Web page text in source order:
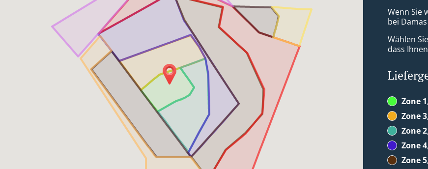
Wenn Sie
bei
Wählen
dass
Zone 1
Zone 3
Zone 2
Zone 4
Zone 5